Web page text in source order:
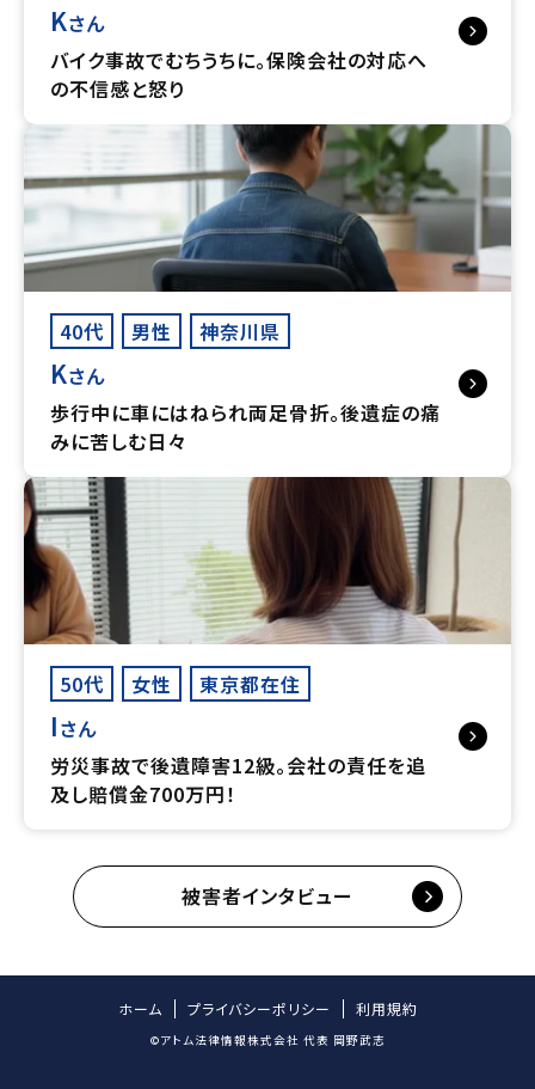
Kさん
バイク事故でむちうちに。保険会社の対応へ
の不信感と怒り
40代 男性 神奈川県
Kさん
歩行中に車にはねられ両足骨折。後遺症の痛
みに苦しむ日々
50代 女性 東京都在住
Iさん
労災事故で後遺障害12級。会社の責任を追
及し賠償金700万円！
被害者インタビュー
ホーム プライバシーポリシー 利用規約
©アトム法律情報株式会社 代表 岡野武志